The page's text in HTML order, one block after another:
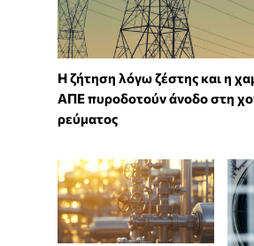
Η ζήτηση λόγω ζέστης και η
ΑΠΕ πυροδοτούν άνοδο στη
ρεύματος